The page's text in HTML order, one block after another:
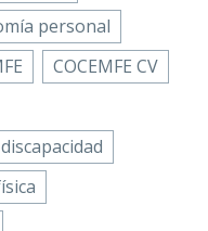
personal
COCEMFE CV